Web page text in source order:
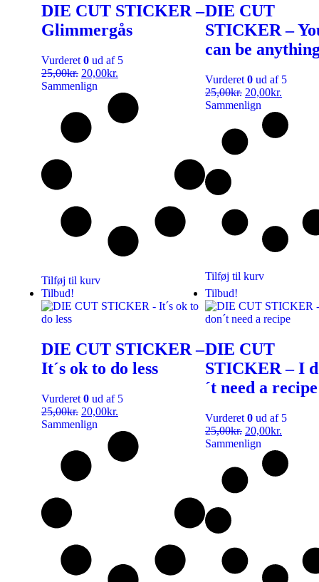
DIE CUT STICKER –
Glimmergås
Vurderet 0 ud af 5
25,00kr. 20,00kr.
Sammenlign
Tilføj til kurv
DIE CUT
STICKER –
can be
Vurderet 0 ud af 5
25,00kr. 20,00kr.
Sammenlign
Tilføj til kurv
Tilbud!
DIE CUT STICKER –
It´s ok to do less
Vurderet 0 ud af 5
25,00kr. 20,00kr.
Sammenlign
Tilbud!
DIE CUT
STICKER – I
´t need a recipe
Vurderet 0 ud af 5
25,00kr. 20,00kr.
Sammenlign